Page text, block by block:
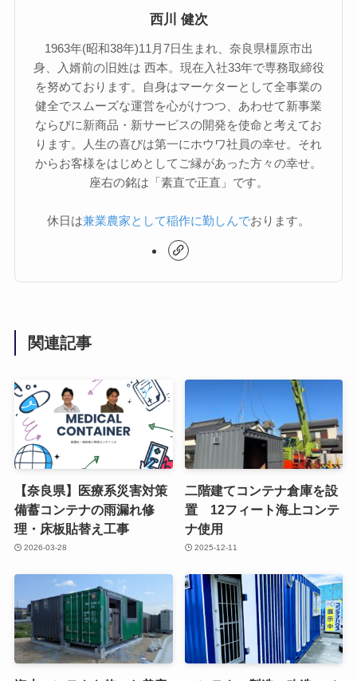
西川 健次
1963年(昭和38年)11月7日生まれ、奈良県橿原市出
身、入婿前の旧姓は 西本。現在入社33年で専務取締役
を努めております。自身はマーケターとして全事業の
健全でスムーズな運営を心がけつつ、あわせて新事業
ならびに新商品・新サービスの開発を使命と考えてお
ります。人生の喜びは第一にホウワ社員の幸せ。それ
からお客様をはじめとしてご縁があった方々の幸せ。
座右の銘は「素直で正直」です。
休日は兼業農家として稲作に勤しんでおります。
関連記事
【奈良県】医療系災害対策
備蓄コンテナの雨漏れ修
理・床板貼替え工事
2026-03-28
二階建てコンテナ倉庫を設
置 12フィート海上コンテ
ナ使用
2025-12-11